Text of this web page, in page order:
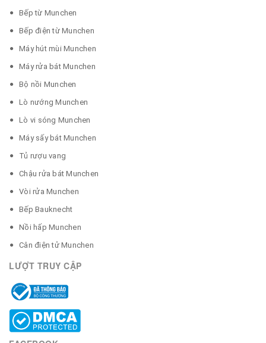
Bếp từ Munchen
Bếp điện từ Munchen
Máy hút mùi Munchen
Máy rửa bát Munchen
Bộ nồi Munchen
Lò nướng Munchen
Lò vi sóng Munchen
Máy sấy bát Munchen
Tủ rượu vang
Chậu rửa bát Munchen
Vòi rửa Munchen
Bếp Bauknecht
Nồi hấp Munchen
Cân điện tử Munchen
LƯỢT TRUY CẬP